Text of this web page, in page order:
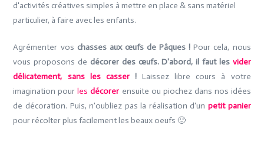
d'activités créatives simples à mettre en place & sans matériel
particulier, à faire avec les enfants.
Agrémenter vos chasses aux œufs de Pâques ! Pour cela, nous
vous proposons de décorer des œufs. D'abord, il faut les vider
délicatement, sans les casser!Laissez libre cours à votre
imagination pourlesdécorer ensuite ou piochez dans nos idées
de décoration. Puis, n'oubliez pas la réalisation d'unpetit panier
pour récolter plus facilement les beaux oeufs 🙂